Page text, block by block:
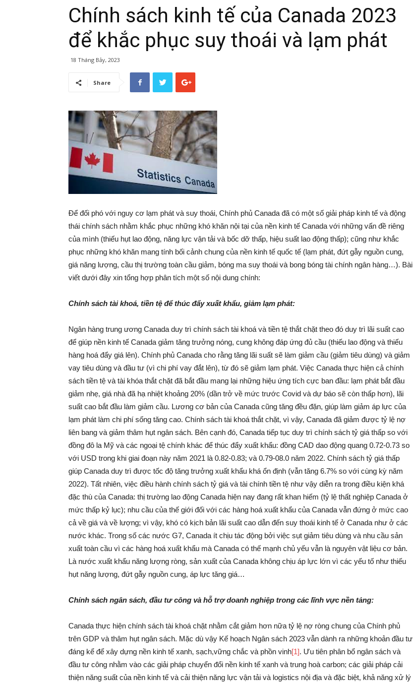
Chính sách kinh tế của Canada 2023
để khắc phục suy thoái và lạm phát
18 Tháng Bảy, 2023
Share
Để đối phó với nguy cơ lạm phát và suy thoái, Chính phủ Canada đã có một số giải pháp kinh tế và động
thái chính sách nhằm khắc phục những khó khăn nội tại của nền kinh tế Canada với những vấn đề riêng
của mình (thiếu hụt lao động, năng lực vận tải và bốc dỡ thấp, hiệu suất lao động thấp); cũng như khắc
phục những khó khăn mang tính bối cảnh chung của nền kinh tế quốc tế (lạm phát, đứt gẫy nguồn cung,
giá năng lượng, cầu thị trường toàn cầu giảm, bóng ma suy thoái và bong bóng tài chính ngân hàng…). Bài
viết dưới đây xin tổng hợp phân tích một số nội dung chính:
Chính sách tài khoá, tiền tệ để thúc đẩy xuất khẩu, giảm lạm phát:
Ngân hàng trung ương Canada duy trì chính sách tài khoá và tiền tệ thắt chặt theo đó duy trì lãi suất cao
để giúp nền kinh tế Canada giảm tăng trưởng nóng, cung không đáp ứng đủ cầu (thiếu lao động và thiếu
hàng hoá đẩy giá lên). Chính phủ Canada cho rằng tăng lãi suất sẽ làm giảm cầu (giảm tiêu dùng) và giảm
vay tiêu dùng và đầu tư (vì chi phí vay đắt lên), từ đó sẽ giảm lạm phát. Việc Canada thực hiện cả chính
sách tiền tệ và tài khóa thắt chặt đã bắt đầu mang lại những hiệu ứng tích cực ban đầu: lạm phát bắt đầu
giảm nhẹ, giá nhà đã hạ nhiệt khoảng 20% (dần trở về mức trước Covid và dự báo sẽ còn thấp hơn), lãi
suất cao bắt đầu làm giảm cầu. Lương cơ bản của Canada cũng tăng đều đặn, giúp làm giảm áp lực của
lạm phát làm chi phí sống tăng cao. Chính sách tài khoá thắt chặt, vì vậy, Canada đã giảm được tỷ lệ nợ
liên bang và giảm thâm hụt ngân sách. Bên cạnh đó, Canada tiếp tục duy trì chính sách tỷ giá thấp so với
đồng đô la Mỹ và các ngoại tệ chính khác để thúc đẩy xuất khẩu: đồng CAD dao động quang 0.72-0.73 so
với USD trong khi giai đoạn này năm 2021 là 0.82-0.83; và 0.79-08.0 năm 2022. Chính sách tỷ giá thấp
giúp Canada duy trì được tốc độ tăng trưởng xuất khẩu khá ổn định (vẫn tăng 6.7% so với cùng kỳ năm
2022). Tất nhiên, việc điều hành chính sách tỷ giá và tài chính tiền tệ như vậy diễn ra trong điều kiện khá
đặc thù của Canada: thị trường lao động Canada hiện nay đang rất khan hiếm (tỷ lệ thất nghiệp Canada ở
mức thấp kỷ lục); nhu cầu của thế giới đối với các hàng hoá xuất khẩu của Canada vẫn đứng ở mức cao
cả về giá và về lượng; vì vậy, khó có kịch bản lãi suất cao dẫn đến suy thoái kinh tế ở Canada như ở các
nước khác. Trong số các nước G7, Canada ít chịu tác động bởi việc sụt giảm tiêu dùng và nhu cầu sản
xuất toàn cầu vì các hàng hoá xuất khẩu mà Canada có thế mạnh chủ yếu vẫn là nguyên vật liệu cơ bản.
Là nước xuất khẩu năng lượng ròng, sản xuất của Canada không chịu áp lực lớn vì các yếu tố như thiếu
hụt năng lượng, đứt gẫy nguồn cung, áp lực tăng giá…
Chính sách ngân sách, đầu tư công và hỗ trợ doanh nghiệp trong các lĩnh vực nền tảng:
Canada thực hiện chính sách tài khoá chặt nhằm cắt giảm hơn nữa tỷ lệ nợ ròng chung của Chính phủ
trên GDP và thâm hụt ngân sách. Mặc dù vậy Kế hoạch Ngân sách 2023 vẫn dành ra những khoản đầu tư
đáng kể để xây dựng nền kinh tế xanh, sạch,vững chắc và phồn vinh[1]. Ưu tiên phân bổ ngân sách và
đầu tư công nhằm vào các giải pháp chuyển đổi nền kinh tế xanh và trung hoà carbon; các giải pháp cải
thiện năng suất của nền kinh tế và cải thiện năng lực vận tải và logistics nội địa và đặc biệt, khả năng xử lý